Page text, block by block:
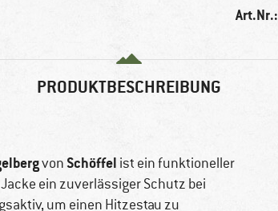
Art.Nr.:
PRODUKTBESCHREIBUNG
vonSchöffel ist ein funktioneller
ein zuverlässiger Schutz bei
um einen Hitzestau zu